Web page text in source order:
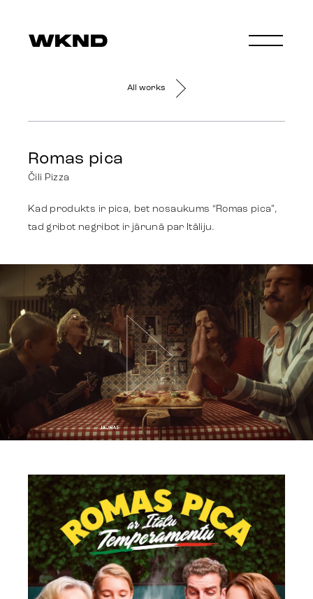
All works
Romas pica
Čili Pizza
Kad produkts ir pica, bet nosaukums “Romas pica”,
tad gribot negribot ir jārunā par Itāliju.